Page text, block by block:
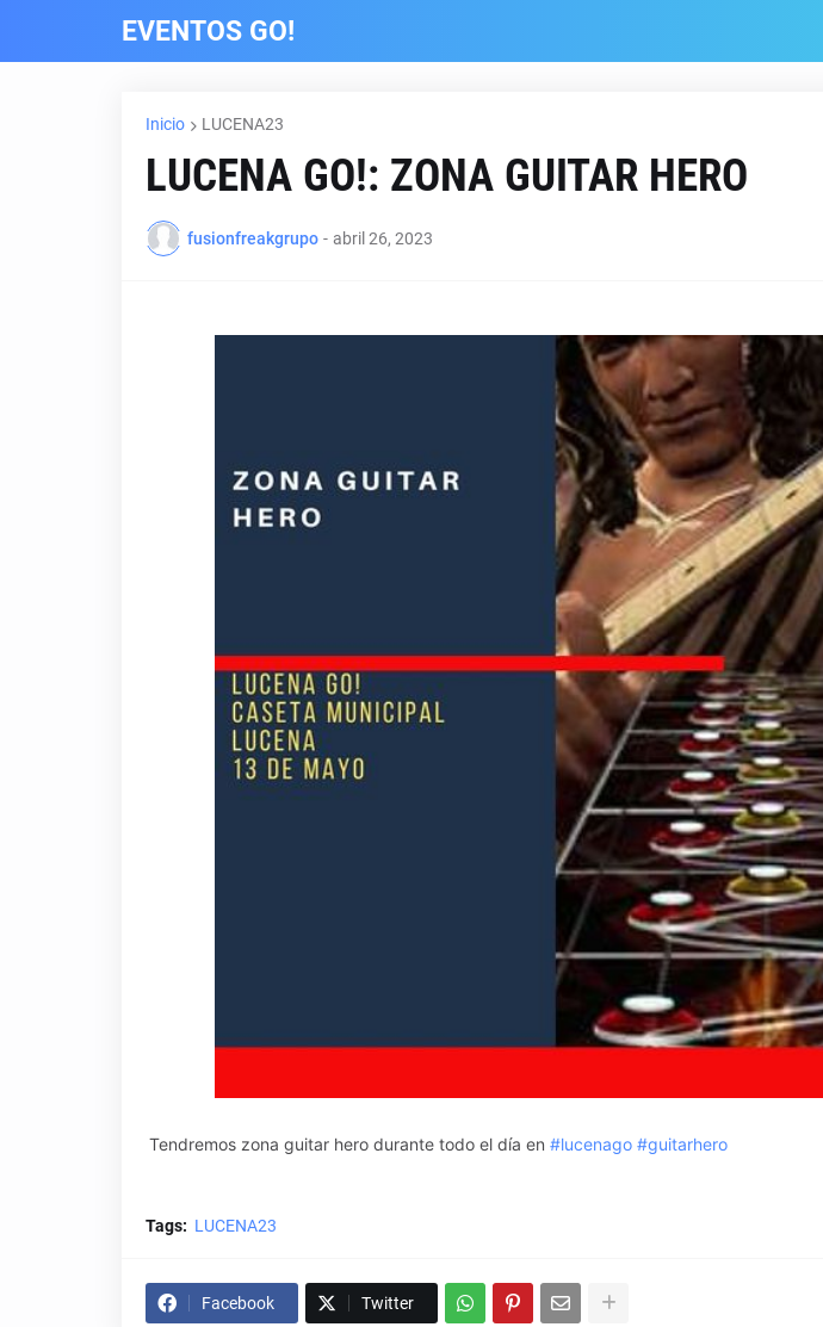
EVENTOS GO!
Inicio LUCENA23
LUCENA GO!: ZONA GUITAR HERO
fusionfreakgrupo - abril 26, 2023
Tendremos zona guitar hero durante todo el día en #lucenago #guitarhero
Tags: LUCENA23
Facebook Twitter